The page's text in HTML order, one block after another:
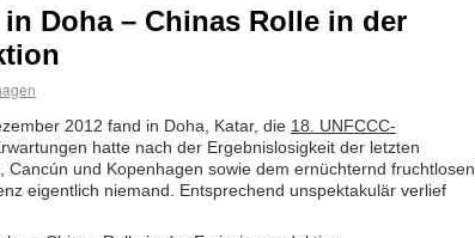
Doha – Chinas Rolle in der
2012 fand in Doha, Katar, die 18. UNFCCC-
hatte nach der Ergebnislosigkeit der letzten
Cancún und Kopenhagen sowie dem ernüchternd fruchtlosen
eigentlich niemand. Entsprechend unspektakulär verlief